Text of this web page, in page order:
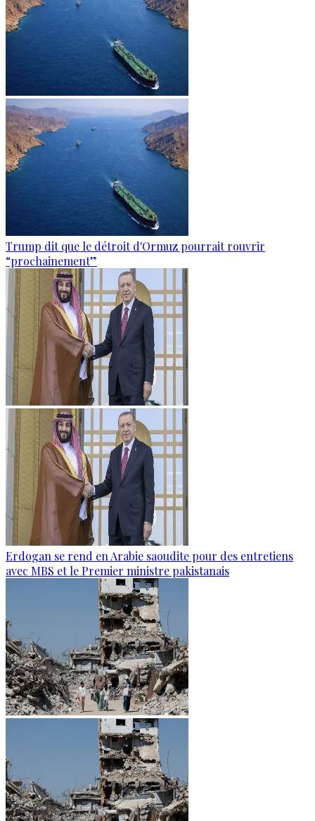
Trump dit que le détroit d'Ormuz pourrait rouvrir
“prochainement”
Erdogan se rend en Arabie saoudite pour des entretiens
avec MBS et le Premier ministre pakistanais